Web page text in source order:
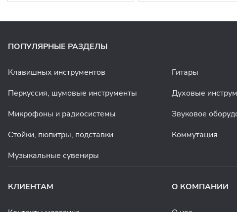
ПОПУЛЯРНЫЕ РАЗДЕЛЫ
Клавишных инструментов Гитары
Перкуссия, шумовые инструменты
Духовые
Микрофоны и радиосистемы
Звуковое
Стойки, пюпитры, подставки
Коммутация
Музыкальные сувениры
КЛИЕНТАМ О КОМПАНИИ